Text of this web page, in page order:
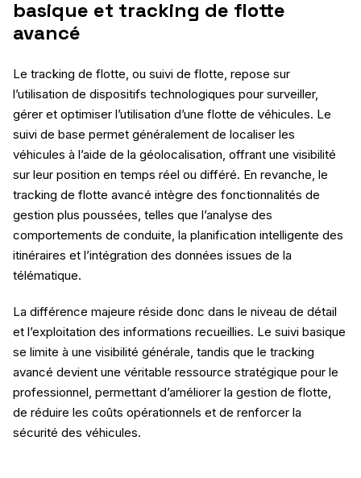
basique et tracking de flotte
avancé
Le tracking de flotte, ou suivi de flotte, repose sur
l’utilisation de dispositifs technologiques pour surveiller,
gérer et optimiser l’utilisation d’une flotte de véhicules. Le
suivi de base permet généralement de localiser les
véhicules à l’aide de la géolocalisation, offrant une visibilité
sur leur position en temps réel ou différé. En revanche, le
tracking de flotte avancé intègre des fonctionnalités de
gestion plus poussées, telles que l’analyse des
comportements de conduite, la planification intelligente des
itinéraires et l’intégration des données issues de la
télématique.
La différence majeure réside donc dans le niveau de détail
et l’exploitation des informations recueillies. Le suivi basique
se limite à une visibilité générale, tandis que le tracking
avancé devient une véritable ressource stratégique pour le
professionnel, permettant d’améliorer la gestion de flotte,
de réduire les coûts opérationnels et de renforcer la
sécurité des véhicules.